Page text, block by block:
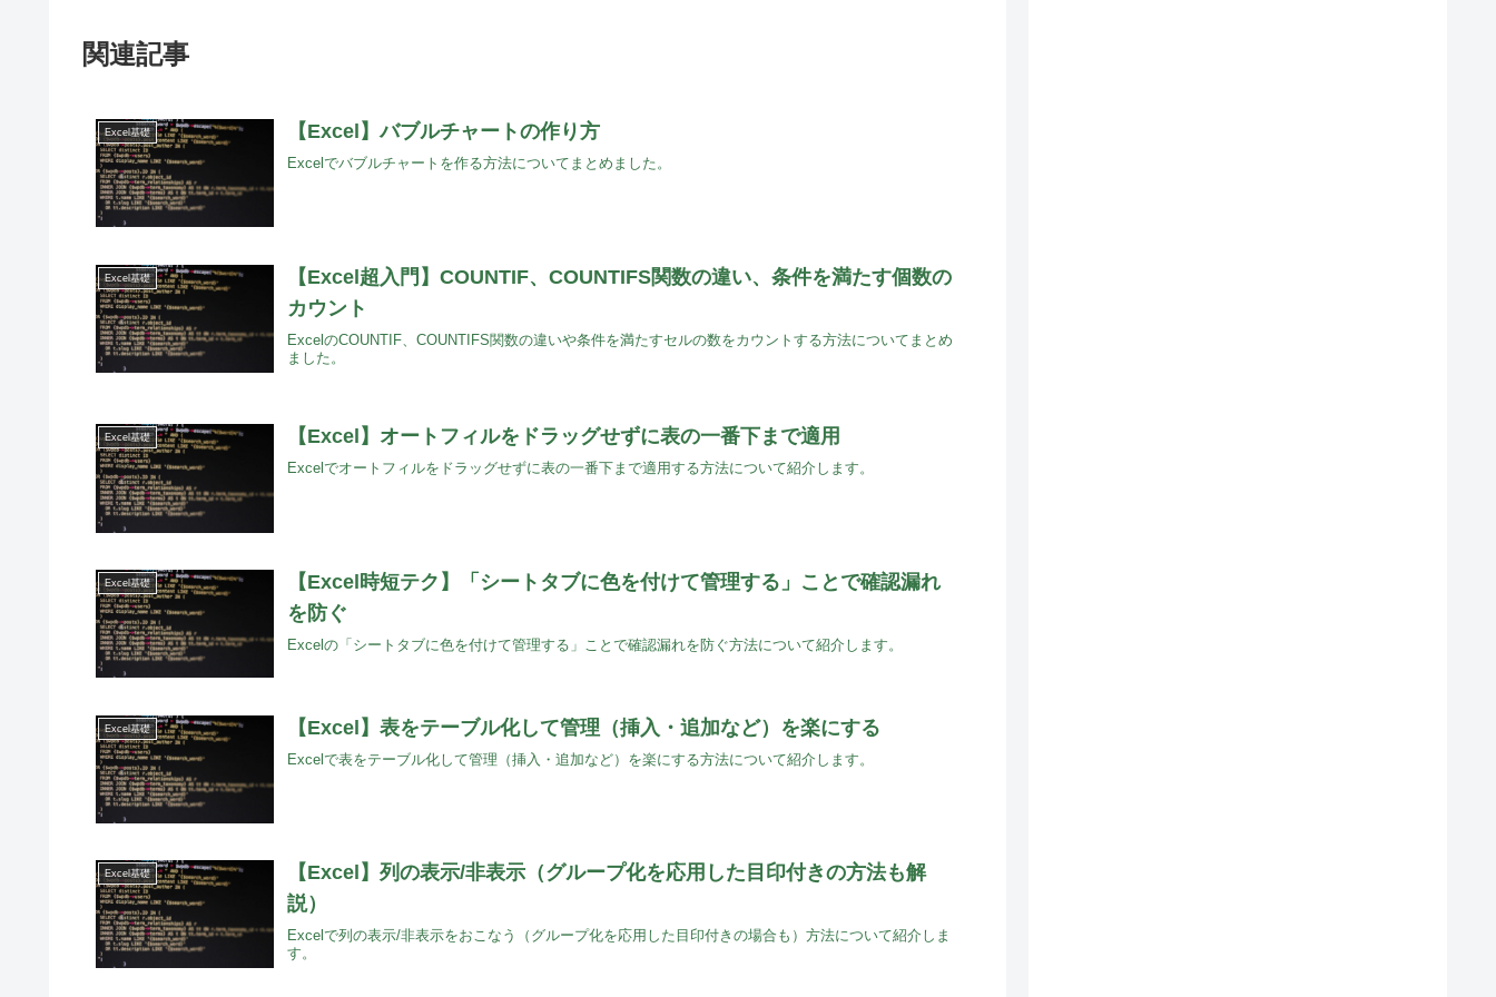
関連記事
Excel基礎 【Excel】バブルチャートの作り方
Excelでバブルチャートを作る方法についてまとめました。
Excel基礎
【Excel超入門】COUNTIF、COUNTIFS関数の違い、条件を満たす個数の
カウント
ExcelのCOUNTIF、COUNTIFS関数の違いや条件を満たすセルの数をカウントする方法についてまとめ
ました。
Excel基礎 【Excel】オートフィルをドラッグせずに表の一番下まで適用
Excelでオートフィルをドラッグせずに表の一番下まで適用する方法について紹介します。
Excel基礎
【Excel時短テク】「シートタブに色を付けて管理する」ことで確認漏れ
を防ぐ
Excelの「シートタブに色を付けて管理する」ことで確認漏れを防ぐ方法について紹介します。
Excel基礎 【Excel】表をテーブル化して管理（挿入・追加など）を楽にする
Excelで表をテーブル化して管理（挿入・追加など）を楽にする方法について紹介します。
Excel基礎
【Excel】列の表示/非表示（グループ化を応用した目印付きの方法も解
説）
Excelで列の表示/非表示をおこなう（グループ化を応用した目印付きの場合も）方法について紹介しま
す。